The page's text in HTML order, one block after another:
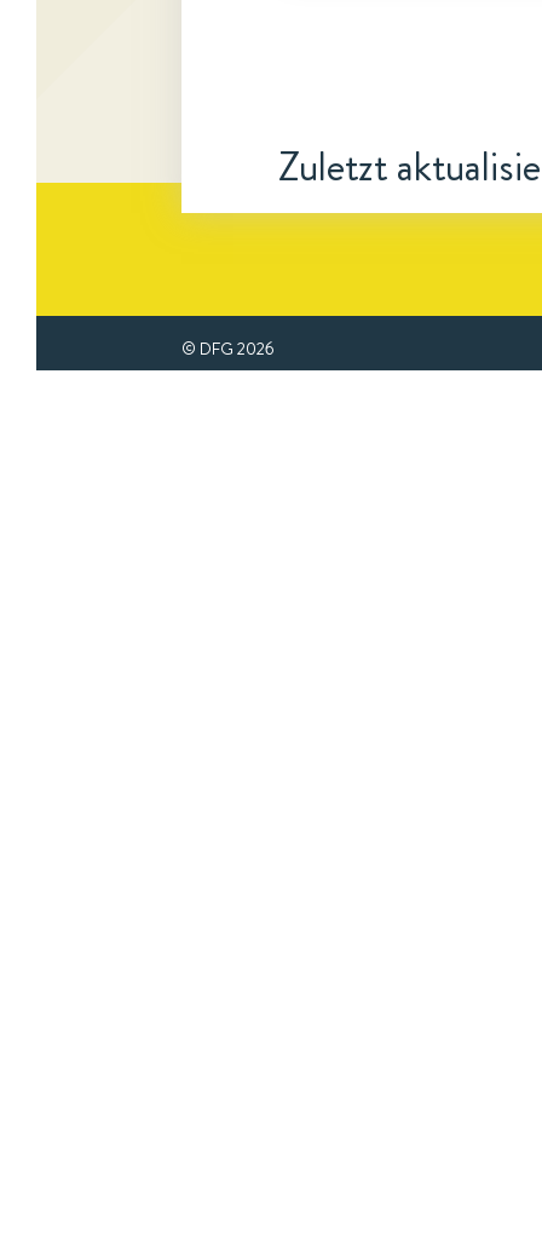
Zuletzt
© DFG 2026